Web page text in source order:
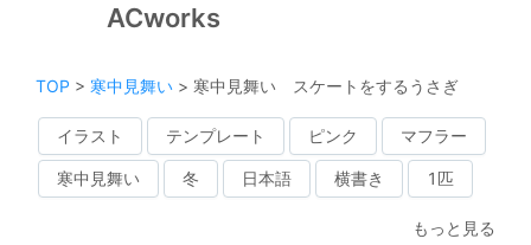
ACworks
TOP > 寒中見舞い > 寒中見舞い スケートをするうさぎ
イラスト テンプレート ピンク マフラー
寒中見舞い 冬 日本語 横書き 1匹
もっと見る